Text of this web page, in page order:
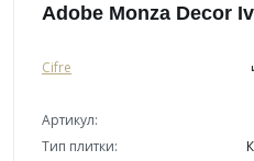
Adobe Monza Decor
Cifre
Артикул:
Тип плитки: